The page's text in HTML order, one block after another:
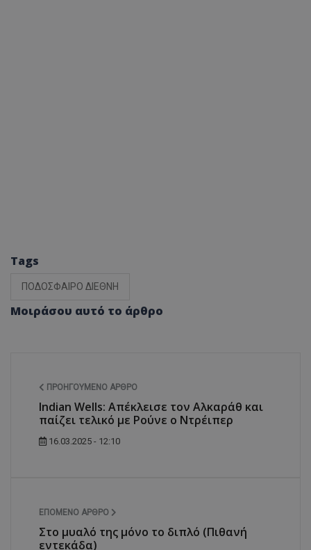
Tags
ΠΟΔΟΣΦΑΙΡΟ ΔΙΕΘΝΗ
Μοιράσου αυτό το άρθρο
ΠΡΟΗΓΟΎΜΕΝΟ ΆΡΘΡΟ
Indian Wells: Απέκλεισε τον Αλκαράθ και
παίζει τελικό με Ρούνε ο Ντρέιπερ
16.03.2025 - 12:10
ΕΠΌΜΕΝΟ ΆΡΘΡΟ
Στο μυαλό της μόνο το διπλό (Πιθανή
εντεκάδα)